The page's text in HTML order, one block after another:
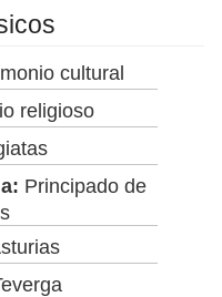
cultural
religioso
Principado de